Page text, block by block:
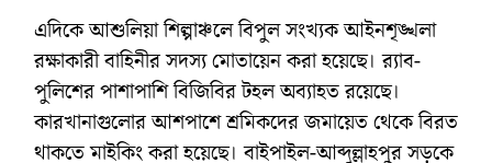
এদিকে আশুলিয়া শিল্পাঞ্চলে বিপুল সংখ্যক আইনশৃঙ্খলা
রক্ষাকারী বাহিনীর সদস্য মোতায়েন করা হয়েছে। র‌্যাব-
পুলিশের পাশাপাশি বিজিবির টহল অব্যাহত রয়েছে।
কারখানাগুলোর আশপাশে শ্রমিকদের জমায়েত থেকে বিরত
থাকতে মাইকিং করা হয়েছে। বাইপাইল-আব্দুল্লাহপুর সড়কে